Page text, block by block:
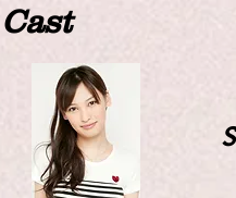
Cast